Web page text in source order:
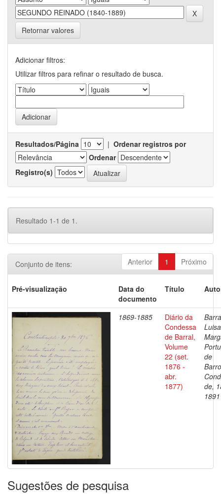
Retornar valores
Adicionar filtros:
Utilizar filtros para refinar o resultado de busca.
Resultados/Página | Ordenar registros por
Ordenar
Registro(s)
Resultado 1-1 de 1.
Anterior 1 Próximo
Conjunto de itens:
Pré-visualização
Data do
documento
Título
1869-1885
Diário da
Condessa
de Barral,
Volume
22 (set.
1876 -
abr.
1877)
Luisa
de
de,
1891
Sugestões de pesquisa